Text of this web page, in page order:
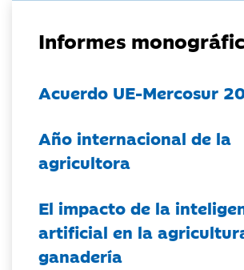
Informes
Acuerdo UE-Mercosur
Año internacional de la
agricultora
El impacto de la
artificial en la
ganadería